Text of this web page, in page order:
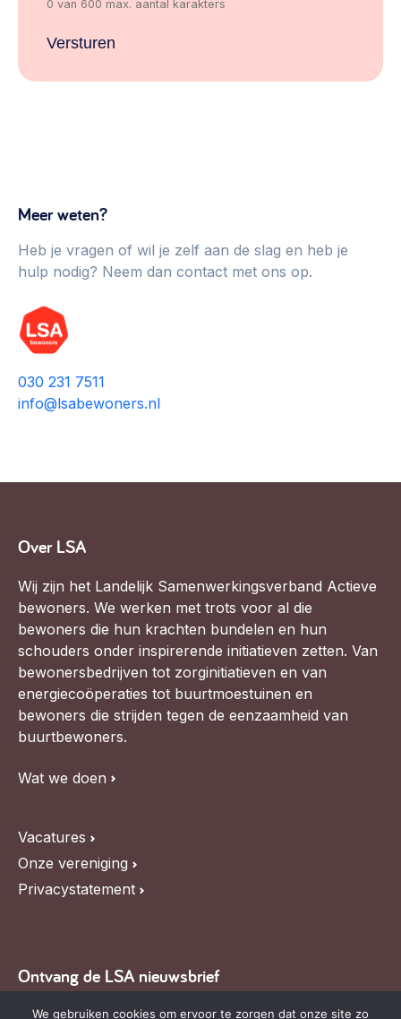
0 van 600 max. aantal karakters
Meer weten?
Heb je vragen of wil je zelf aan de slag en heb je
hulp nodig? Neem dan contact met ons op.
030 231 7511
info@lsabewoners.nl
Over LSA
Wij zijn het Landelijk Samenwerkingsverband Actieve
bewoners. We werken met trots voor al die
bewoners die hun krachten bundelen en hun
schouders onder inspirerende initiatieven zetten. Van
bewonersbedrijven tot zorginitiatieven en van
energiecoöperaties tot buurtmoestuinen en
bewoners die strijden tegen de eenzaamheid van
buurtbewoners.
Wat we doen
Vacatures
Onze vereniging
Privacystatement
Ontvang de LSA nieuwsbrief
Blijf op de hoogte van LSA nieuws, de agenda en
We gebruiken cookies om ervoor te zorgen dat onze site zo